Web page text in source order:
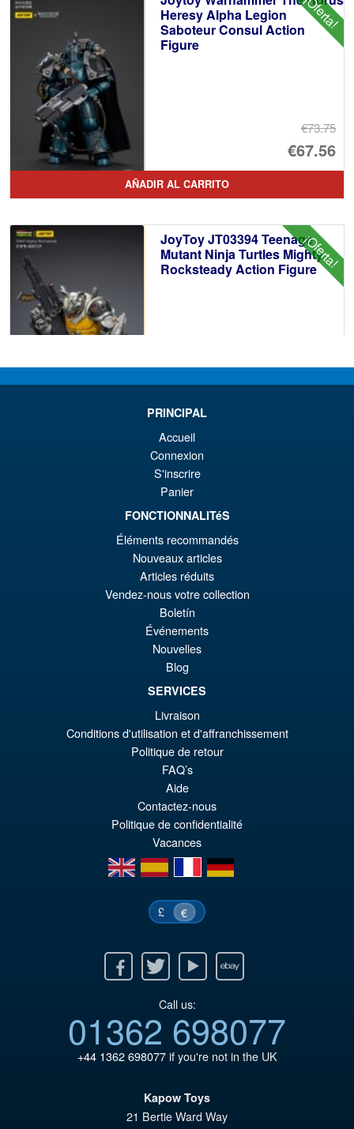
¡Oferta!
Heresy Alpha Legion
Saboteur Consul Action
Figure
€73.75
El
€67.56
El
AÑADIR AL CARRITO
¡Oferta!
JoyToy JT03394 Teenage
Mutant Ninja Turtles Mighty
Rocksteady Action Figure
€57.77
El
€52.80
JoyToy Teenage Mutant Ninja
Turtles Raphael Action Figure
AÑADIR AL CARRITO
JoyToy Teenage Mutant Ninja
Turtles Foot Clan ( B ) Action
Figure
AÑADIR AL CARRITO
PRINCIPAL
Accueil
Connexion
S'inscrire
Panier
FONCTIONNALITéS
Éléments recommandés
Nouveaux articles
Articles réduits
Vendez-nous votre collection
Boletín
Événements
Nouvelles
Blog
SERVICES
Livraison
Conditions d'utilisation et d'affranchissement
Politique de retour
FAQ’s
Aide
Contactez-nous
Politique de confidentialité
Vacances
en
es fr de
£ €
Twitter Youtube Ebay
Call us:
01362 698077
+44 1362 698077if you're not in the UK
Kapow Toys
21 Bertie Ward Way